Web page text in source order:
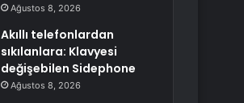
Ağustos 8, 2026
Akıllı telefonlardan
sıkılanlara: Klavyesi
değişebilen Sidephone
Ağustos 8, 2026